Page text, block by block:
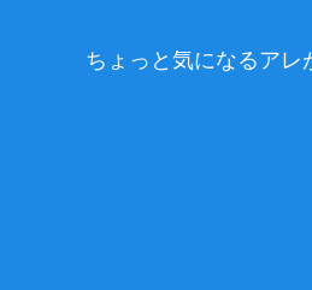
ちょっと気になるアレ